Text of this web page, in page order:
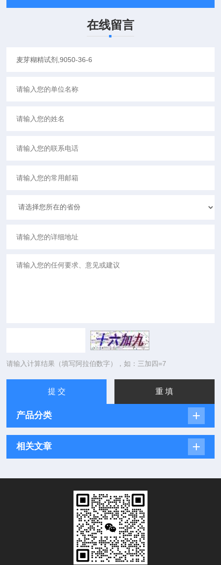
在线留言
请输入计算结果（填写阿拉伯数字），如：三加四=7
产品分类
相关文章